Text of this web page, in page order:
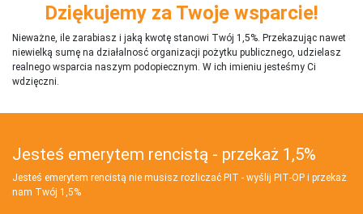
Dziękujemy za Twoje wsparcie!
Nieważne, ile zarabiasz i jaką kwotę stanowi Twój 1,5%. Przekazując nawet
niewielką sumę na działalnosć organizacji pożytku publicznego, udzielasz
realnego wsparcia naszym podopiecznym. W ich imieniu jesteśmy Ci
wdzięczni.
Jesteś emerytem rencistą - przekaż 1,5%
Jesteś emerytem rencistą nie musisz rozliczać PIT - wyślij PIT‑OP i przekaż
nam Twój 1,5%